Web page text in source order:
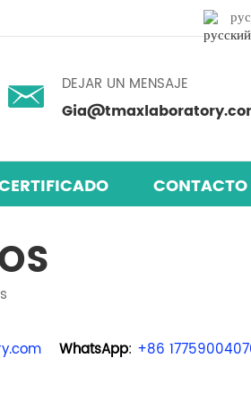
DEJAR UN MENSAJE
CONTACTO
WhatsApp: +86